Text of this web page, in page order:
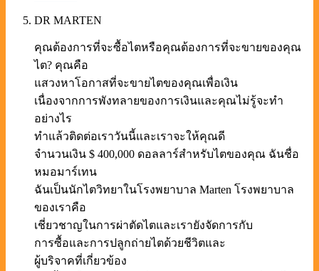
DR MARTEN
คุณต้องการที่จะซื้อไตหรือคุณต้องการที่จะขายของคุณ
ไต? คุณคือ
แสวงหาโอกาสที่จะขายไตของคุณเพื่อเงิน
เนื่องจากการพังทลายของการเงินและคุณไม่รู้จะทำ
อย่างไร
ทำแล้วติดต่อเราวันนี้และเราจะให้คุณดี
จำนวนเงิน $ 400,000 ดอลลาร์สำหรับไตของคุณ ฉันชื่อ
หมอมาร์เทน
ฉันเป็นนักไตวิทยาในโรงพยาบาล Marten โรงพยาบาล
ของเราคือ
เชี่ยวชาญในการผ่าตัดไตและเรายังจัดการกับ
การซื้อและการปลูกถ่ายไตด้วยชีวิตและ
ผู้บริจาคที่เกี่ยวข้อง